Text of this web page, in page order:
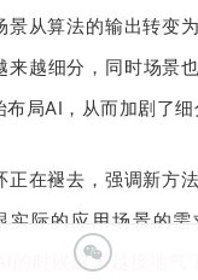
景从算法的输出转变
来越细分，同时场景
局AI，从而加剧了细
正在褪去，强调新方
实际的应用场景的
的时候越来越接地气